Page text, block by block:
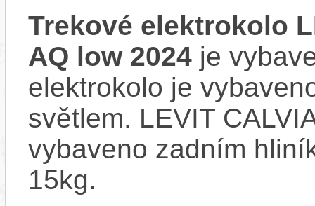
Trekové elektrokolo
AQ low 2024 je
elektrokolo je
světlem. LEVIT
vybaveno zadním
15kg.